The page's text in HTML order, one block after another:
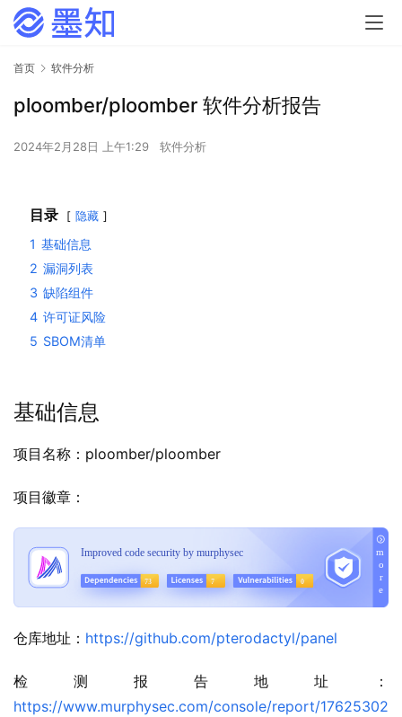
首页 软件分析
ploomber/ploomber 软件分析报告
2024年2月28日 上午1:29 软件分析
目录 隐藏
1 基础信息
2 漏洞列表
3 缺陷组件
4 许可证风险
5 SBOM清单
基础信息
项目名称：ploomber/ploomber
项目徽章：
仓库地址： https://github.com/pterodactyl/panel
检测报告地址：
https://www.murphysec.com/console/report/17625302